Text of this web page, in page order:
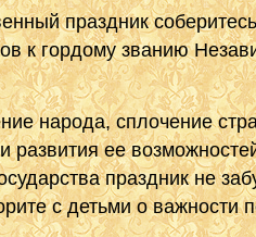
праздник
к гордому званию
народа, сплочение
развития ее
праздник не
с детьми о важности